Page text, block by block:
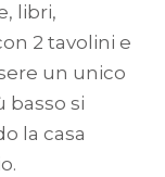
libri,
2 tavolini e
un unico
si
la casa